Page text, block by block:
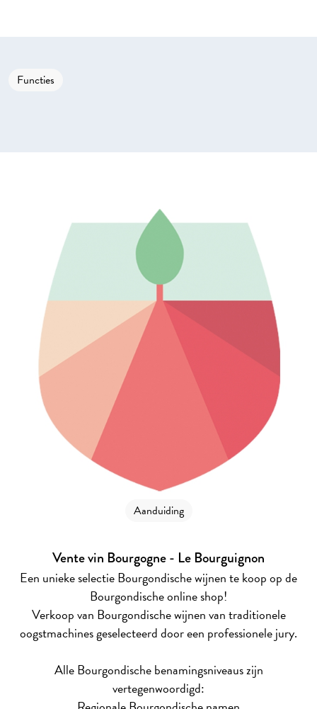
Functies
Aanduiding
Vente vin Bourgogne - Le Bourguignon
Een unieke selectie Bourgondische wijnen te koop op de
Bourgondische online shop!
Verkoop van Bourgondische wijnen van traditionele
oogstmachines geselecteerd door een professionele jury.
Alle Bourgondische benamingsniveaus zijn
vertegenwoordigd: